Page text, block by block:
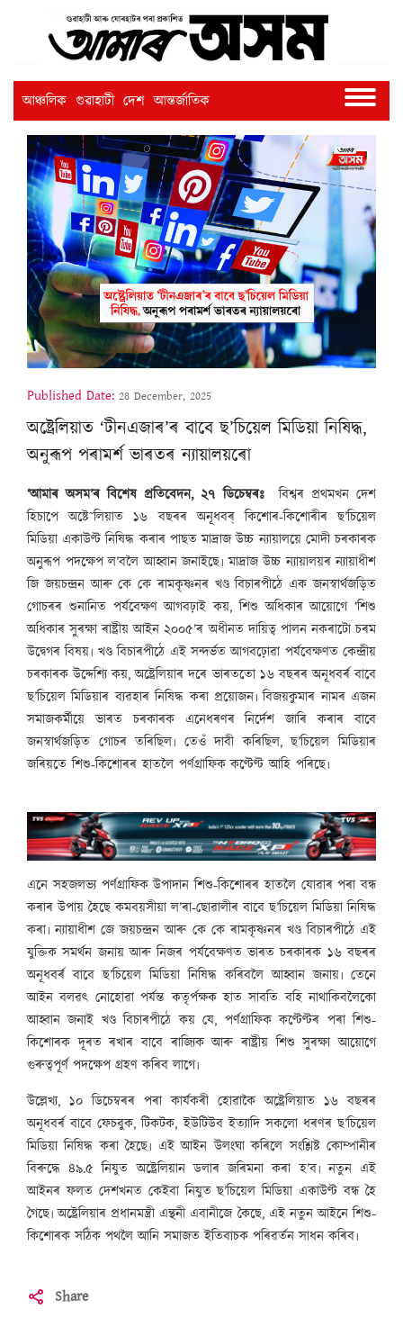
আঞ্চলিক গুৱাহাটী দেশ আন্তৰ্জাতিক
Published Date: 28 December, 2025
অষ্ট্ৰেলিয়াত ‘টীনএজাৰ’ৰ বাবে ছ’চিয়েল মিডিয়া নিষিদ্ধ,
অনুৰূপ পৰামৰ্শ ভাৰতৰ ন্যায়ালয়ৰো
‘আমাৰ অসম’ৰ বিশেষ প্ৰতিবেদন, ২৭ ডিচেম্বৰঃবিশ্বৰ প্ৰথমখন দেশ
হিচাপে অষ্টে˜লিয়াত ১৬ বছৰৰ অনূধবৰ্ কিশোৰ-কিশোৰীৰ ছ’চিয়েল
মিডিয়া একাউণ্ট নিষিদ্ধ কৰাৰ পাছত মাদ্ৰাজ উচ্চ ন্যায়ালয়ে মোদী চৰকাৰক
অনুৰূপ পদক্ষেপ ল’বলৈ আহ্বান জনাইছে৷ মাদ্ৰাজ উচ্চ ন্যায়ালয়ৰ ন্যায়াধীশ
জি জয়চন্দ্ৰন আৰু কে কে ৰামকৃষ্ণনৰ খণ্ড বিচাৰপীঠে এক জনস্বাৰ্থজড়িত
গোচৰৰ শুনানিত পৰ্যবেক্ষণ আগবঢ়াই কয়, শিশু অধিকাৰ আয়োগে ‘শিশু
অধিকাৰ সুৰক্ষা ৰাষ্ট্ৰীয় আইন ২০০৫’ৰ অধীনত দায়িত্ব পালন নকৰাটো চৰম
উদ্বেগৰ বিষয়৷ খণ্ড বিচাৰপীঠে এই সন্দৰ্ভত আগবঢ়োৱা পৰ্যবেক্ষণত কেন্দ্ৰীয়
চৰকাৰক উদ্দেশ্যি কয়, অষ্ট্ৰেলিয়াৰ দৰে ভাৰততো ১৬ বছৰৰ অনূধবৰ্ৰ বাবে
ছ’চিয়েল মিডিয়াৰ ব্যৱহাৰ নিষিদ্ধ কৰা প্ৰয়োজন৷ বিজয়কুমাৰ নামৰ এজন
সমাজকৰ্মীয়ে ভাৰত চৰকাৰক এনেধৰণৰ নিৰ্দেশ জাৰি কৰাৰ বাবে
জনস্বাৰ্থজড়িত গোচৰ তৰিছিল৷ তেওঁ দাবী কৰিছিল, ছ’চিয়েল মিডিয়াৰ
জৰিয়তে শিশু-কিশোৰৰ হাতলৈ পৰ্ণগ্ৰাফিক কণ্টেণ্ট আহি পৰিছে৷
এনে সহজলভ্য পৰ্ণগ্ৰাফিক উপাদান শিশু-কিশোৰৰ হাতলৈ যোৱাৰ পৰা বন্ধ
কৰাৰ উপায় হৈছে কমবয়সীয়া ল’ৰা-ছোৱালীৰ বাবে ছ’চিয়েল মিডিয়া নিষিদ্ধ
কৰা৷ ন্যায়াধীশ জে জয়চন্দ্ৰন আৰু কে কে ৰামকৃষ্ণনৰ খণ্ড বিচাৰপীঠে এই
যুক্তিক সমৰ্থন জনায় আৰু নিজৰ পৰ্যবেক্ষণত ভাৰত চৰকাৰক ১৬ বছৰৰ
অনূধবৰ্ৰ বাবে ছ’চিয়েল মিডিয়া নিষিদ্ধ কৰিবলৈ আহ্বান জনায়৷ তেনে
আইন বলৱৎ নোহোৱা পৰ্যন্ত কতৃৰ্পক্ষক হাত সাবতি বহি নাথাকিবলৈকো
আহ্বান জনাই খণ্ড বিচাৰপীঠে কয় যে, পৰ্ণগ্ৰাফিক কণ্টেণ্টৰ পৰা শিশু-
কিশোৰক দূৰত ৰখাৰ বাবে ৰাজ্যিক আৰু ৰাষ্ট্ৰীয় শিশু সুৰক্ষা আয়োগে
গুৰুত্বপূৰ্ণ পদক্ষেপ গ্ৰহণ কৰিব লাগে৷
উল্লেখ্য, ১০ ডিচেম্বৰৰ পৰা কাৰ্যকৰী হোৱাকৈ অষ্ট্ৰেলিয়াত ১৬ বছৰৰ
অনূধবৰ্ৰ বাবে ফেচবুক, টিকটক, ইউটিউব ইত্যাদি সকলো ধৰণৰ ছ’চিয়েল
মিডিয়া নিষিদ্ধ কৰা হৈছে৷ এই আইন উলংঘা কৰিলে সংশ্লিষ্ট কোম্পানীৰ
বিৰুদ্ধে ৪৯.৫ নিযুত অষ্ট্ৰেলিয়ান ডলাৰ জৰিমনা কৰা হ’ব৷ নতুন এই
আইনৰ ফলত দেশখনত কেইবা নিযুত ছ’চিয়েল মিডিয়া একাউণ্ট বন্ধ হৈ
গৈছে৷ অষ্ট্ৰেলিয়াৰ প্ৰধানমন্ত্ৰী এন্থনী এবানীজে কৈছে, এই নতুন আইনে শিশু-
কিশোৰক সঠিক পথলৈ আনি সমাজত ইতিবাচক পৰিৱৰ্তন সাধন কৰিব৷
Share